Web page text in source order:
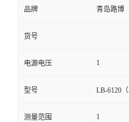
在
线
留
品牌 青岛路博
货号
电源电压 1
型号 LB-6120（
测量范围 1